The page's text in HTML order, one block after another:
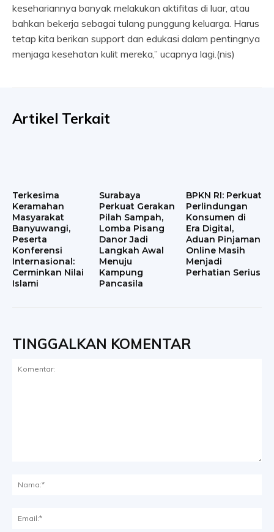
kesehariannya banyak melakukan aktifitas di luar, atau
bahkan bekerja sebagai tulang punggung keluarga. Harus
tetap kita berikan support dan edukasi dalam pentingnya
menjaga kesehatan kulit mereka,” ucapnya lagi.(nis)
Artikel Terkait
Terkesima
Keramahan
Masyarakat
Banyuwangi,
Peserta
Konferensi
Internasional:
Cerminkan Nilai
Islami
Surabaya
Perkuat Gerakan
Pilah Sampah,
Lomba Pisang
Danor Jadi
Langkah Awal
Menuju
Kampung
Pancasila
BPKN RI: Perkuat
Perlindungan
Konsumen di
Era Digital,
Aduan Pinjaman
Online Masih
Menjadi
Perhatian Serius
TINGGALKAN KOMENTAR